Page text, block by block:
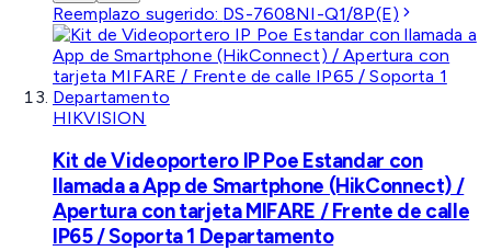
Reemplazo sugerido: DS-7608NI-Q1/8P(E)
HIKVISION
Kit de Videoportero IP Poe Estandar con
llamada a App de Smartphone (HikConnect) /
Apertura con tarjeta MIFARE / Frente de calle
IP65 / Soporta 1 Departamento